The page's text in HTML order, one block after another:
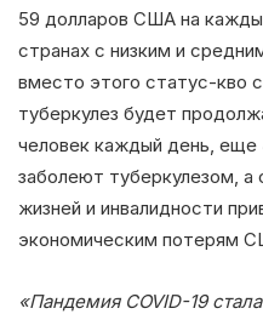
59 долларов США на
странах с низким и
вместо этого статус-кво
туберкулез будет
человек каждый день, еще
заболеют туберкулезом, а
жизней и инвалидности
экономическим потерям
«Пандемия COVID-19